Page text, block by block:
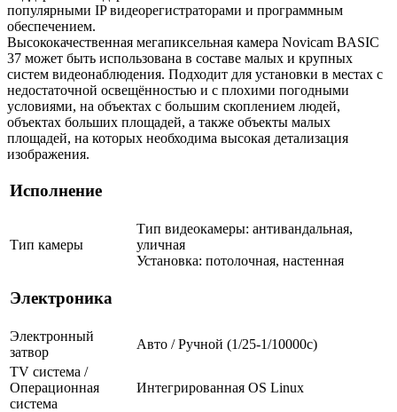
популярными IP видеорегистраторами и программным
обеспечением.
Высококачественная мегапиксельная камера Novicam BASIC
37 может быть использована в составе малых и крупных
систем видеонаблюдения. Подходит для установки в местах с
недостаточной освещённостью и с плохими погодными
условиями, на объектах с большим скоплением людей,
объектах больших площадей, а также объекты малых
площадей, на которых необходима высокая детализация
изображения.
Исполнение
Тип камеры
Тип видеокамеры: антивандальная,
уличная
Установка: потолочная, настенная
Электроника
Электронный
затвор
Авто / Ручной (1/25-1/10000c)
TV система /
Операционная
система
Интегрированная OS Linux